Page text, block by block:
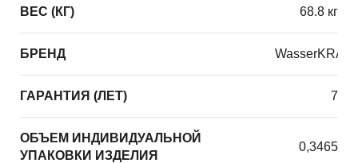
ВЕС (КГ) 68.8 кг
БРЕНД
ГАРАНТИЯ (ЛЕТ) 7
ОБЪЕМ ИНДИВИДУАЛЬНОЙ
УПАКОВКИ ИЗДЕЛИЯ
0,3465